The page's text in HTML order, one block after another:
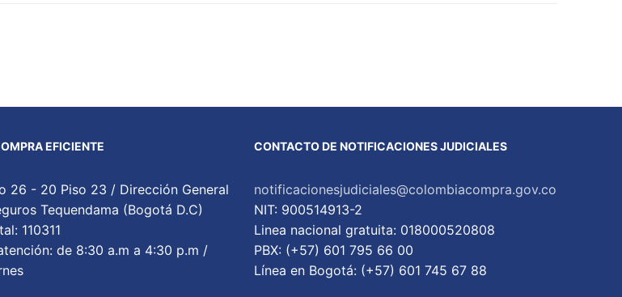
EFICIENTE
26 - 20 Piso 23 / Dirección General
Tequendama (Bogotá D.C)
110311
de 8:30 a.m a 4:30 p.m /
CONTACTO DE NOTIFICACIONES JUDICIALES
notificacionesjudiciales@colombiacompra.gov.co
NIT: 900514913-2
Linea nacional gratuita: 018000520808
PBX: (+57) 601 795 66 00
Lí­nea en Bogotá: (+57) 601 745 67 88